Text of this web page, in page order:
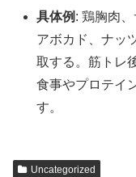
具体例 : 鶏胸肉
アボカド、ナッ
取する。筋トレ
食事やプロテイ
す。
Uncategorized